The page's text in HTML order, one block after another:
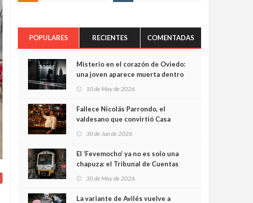
POPULARES RECIENTES COMENTADAS
Misterio en el corazón de Oviedo:
una joven aparece muerta dentro
cámaras captan sus últimos
minutos
10 de May de 2026
Fallece Nicolás Parrondo, el
valdesano que convirtió Casa
30 de Jun de 2026
El ‘Fevemocho’ ya no es solo una
chapuza: el Tribunal de Cuentas
sobrecoste de los trenes que no
cabían por los túneles
30 de May de 2026
La variante de Avilés vuelve a